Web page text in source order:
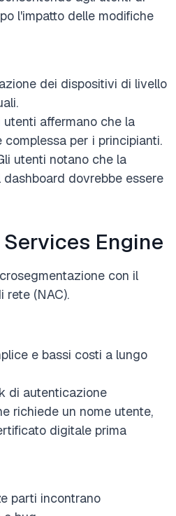
l'impatto delle modifiche
dei dispositivi di livello
utenti affermano che la
per i principianti.
utenti notano che la
dovrebbe essere
Engine
con il
rete (NAC).
e bassi costi a lungo
di autenticazione
richiede un nome utente,
digitale prima
parti incontrano